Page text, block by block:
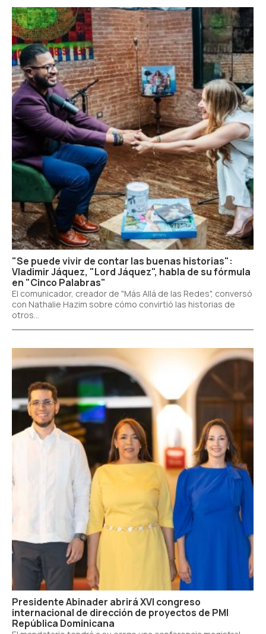
"Se puede vivir de contar las buenas historias":
Vladimir Jáquez, "Lord Jáquez", habla de su fórmula
en "Cinco Palabras"
El comunicador, creador de "Más Allá de las Redes", conversó
con Nathalie Hazim sobre cómo convirtió las historias de
otros...
Presidente Abinader abrirá XVI congreso
internacional de dirección de proyectos de PMI
República Dominicana